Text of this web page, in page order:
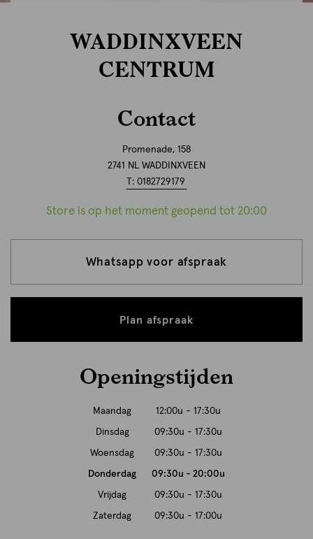
WADDINXVEEN
CENTRUM
Contact
Promenade, 158
2741 NL WADDINXVEEN
T: 0182729179
Store is op het moment geopend tot 20:00
Whatsapp voor afspraak
Plan afspraak
Openingstijden
Maandag 12:00u - 17:30u
Dinsdag 09:30u - 17:30u
Woensdag 09:30u - 17:30u
Donderdag 09:30u - 20:00u
Vrijdag 09:30u - 17:30u
Zaterdag 09:30u - 17:00u